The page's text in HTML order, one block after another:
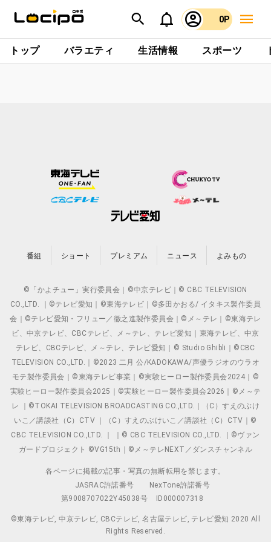
0P
トップ バラエティ 生活情報 スポーツ
番組 ショート プレミアム ニュース よみもの
©「かよチュー」実行委員会｜©中京テレビ｜© CBC TELEVISION
CO.,LTD. ｜©テレビ愛知｜©東海テレビ｜©多田かおる/ イタキス製作委員
会｜©テレビ愛知・フリュー／徹之進製作委員会｜©メ～テレ｜©東海テレ
ビ、中京テレビ、CBCテレビ、メ～テレ、テレビ愛知｜東海テレビ、中京
テレビ、CBCテレビ、メ～テレ、テレビ愛知｜© Studio Ghibli｜©CBC
TELEVISION CO.,LTD.｜©2023 二月 公/KADOKAWA/声優ラジオのウラオ
モテ製作委員会｜©東海テレビ事業｜©実験ヒーロー製作委員会2024｜©
実験ヒーロー製作委員会2025｜©実験ヒーロー製作委員会2026｜©メ～テ
レ ｜©TOKAI TELEVISION BROADCASTING CO.,LTD.｜（C）すえのぶけ
いこ／講談社（C）CTV ｜（C）すえのぶけいこ／講談社（C）CTV｜©
CBC TELEVISION CO.,LTD. ｜ ｜© CBC TELEVISION CO.,LTD. ｜©ヴァン
ガードプロジェクト ©VG15th｜©メ～テレNEXT／ダンスチャンネル
各ページに掲載の記事・写真の無断転用を禁じます。
JASRAC許諾番号
NexTone許諾番号
第9008707022Y45038号
ID000007318
©東海テレビ, 中京テレビ, CBCテレビ, 名古屋テレビ, テレビ愛知 2020 All
Rights Reserved.